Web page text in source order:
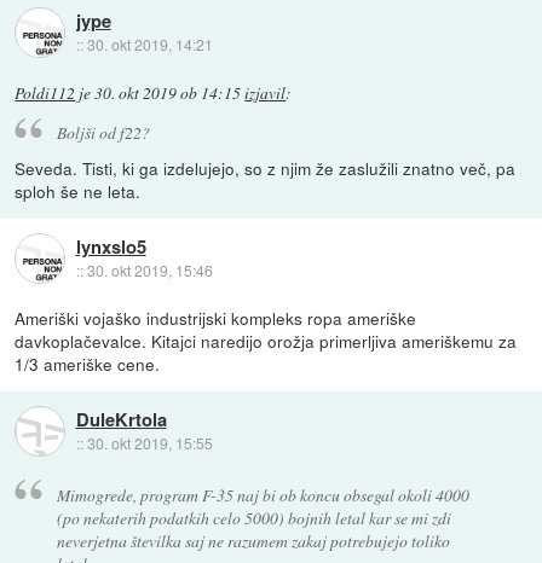
jype
::30. okt 2019, 14:21
Poldi112 je30. okt 2019 ob 14:15izjavil:
Boljši od f22?
Seveda. Tisti, ki ga izdelujejo, so z njim že zaslužili znatno več, pa
sploh še ne leta.
lynxslo5
::30. okt 2019, 15:46
Ameriški vojaško industrijski kompleks ropa ameriške
davkoplačevalce. Kitajci naredijo orožja primerljiva ameriškemu za
1/3 ameriške cene.
DuleKrtola
::30. okt 2019, 15:55
Mimogrede, program F-35 naj bi ob koncu obsegal okoli 4000
(po nekaterih podatkih celo 5000) bojnih letal kar se mi zdi
neverjetna številka saj ne razumem zakaj potrebujejo toliko